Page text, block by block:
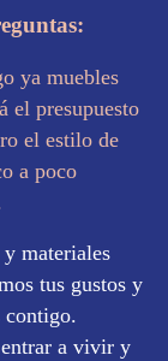
ya muebles
el presupuesto
el estilo de
a poco
materiales
tus gustos y
contigo.
entrar a vivir y